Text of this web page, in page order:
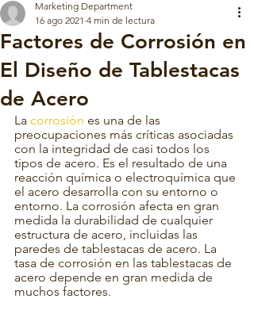
Factores de Corrosión en
El Diseño de Tablestacas
de Acero
Marketing Department
16 ago 2021 4 min de lectura
La corrosión es una de las
preocupaciones más críticas asociadas
con la integridad de casi todos los
tipos de acero. Es el resultado de una
reacción química o electroquímica que
el acero desarrolla con su entorno o
entorno. La corrosión afecta en gran
medida la durabilidad de cualquier
estructura de acero, incluidas las
paredes de tablestacas de acero. La
tasa de corrosión en las tablestacas de
acero depende en gran medida de
muchos factores.